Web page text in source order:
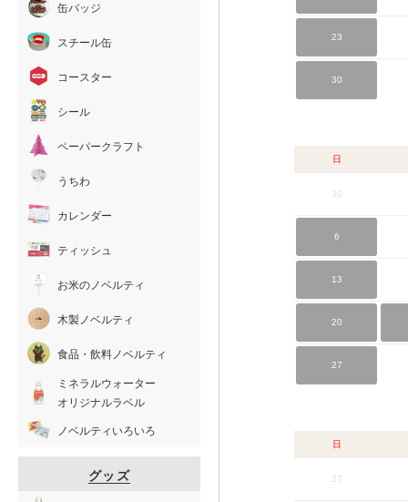
23
30
日
30
6
13
20
27
日
27
缶バッジ
スチール缶
コースター
シール
ペーパークラフト
うちわ
カレンダー
ティッシュ
お米のノベルティ
木製ノベルティ
食品・飲料ノベルティ
ミネラルウォーター
オリジナルラベル
ノベルティいろいろ
グッズ